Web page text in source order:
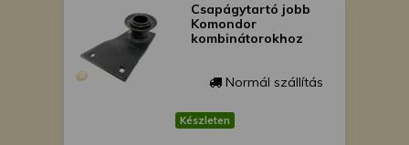
Csapágytartó jobb
Komondor
kombinátorokhoz
Normál szállítás
Készleten